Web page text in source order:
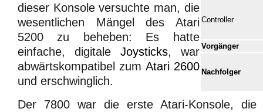
Controller
Vorgänger
Nachfolger
dieser Konsole versuchte man, die
wesentlichen Mängel des Atari
5200 zu beheben: Es hatte
einfache, digitale Joysticks, war
abwärtskompatibel zum Atari 2600
und erschwinglich.
Der 7800 war die erste Atari-Konsole, die